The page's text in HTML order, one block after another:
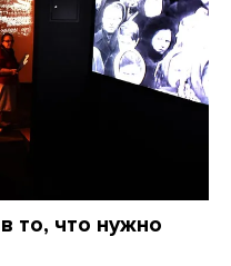
то, что нужно